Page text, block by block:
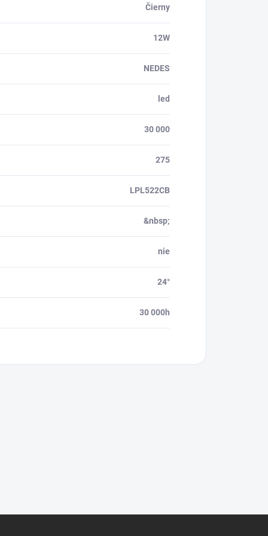
Čierny
12W
NEDES
led
30 000
275
LPL522CB
&nbsp;
nie
24°
30 000h